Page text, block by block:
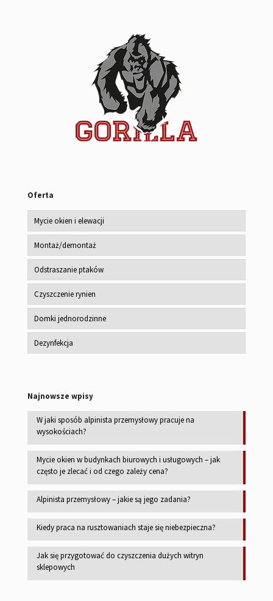
Oferta
Mycie okien i elewacji
Montaż/demontaż
Odstraszanie ptaków
Czyszczenie rynien
Domki jednorodzinne
Dezynfekcja
Najnowsze wpisy
W jaki sposób alpinista przemysłowy pracuje na
wysokościach?
Mycie okien w budynkach biurowych i usługowych – jak
często je zlecać i od czego zależy cena?
Alpinista przemysłowy – jakie są jego zadania?
Kiedy praca na rusztowaniach staje się niebezpieczna?
Jak się przygotować do czyszczenia dużych witryn
sklepowych